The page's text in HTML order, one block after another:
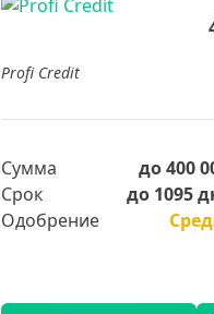
Profi Credit
Сумма
до 400
Срок
до 1095
Одобрение